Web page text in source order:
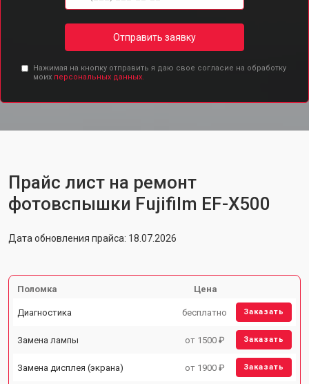
Отправить заявку
Нажимая на кнопку отправить я даю свое согласие на обработку
моих персональных данных.
Прайс лист на ремонт
фотовспышки Fujifilm EF-X500
Дата обновления прайса: 18.07.2026
Поломка Цена
Диагностика бесплатно Заказать
Замена лампы от 1500 ₽ Заказать
Замена дисплея (экрана) от 1900 ₽ Заказать